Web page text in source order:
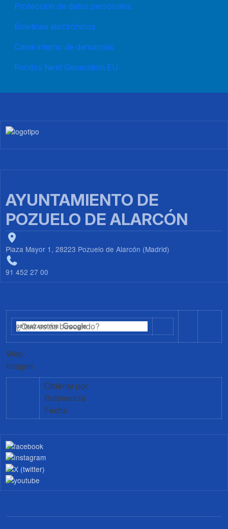
Protección de datos personales
Boletines electrónicos
Canal interno de denuncias
Fondos Next Generation EU
Imagen
AYUNTAMIENTO DE
POZUELO DE ALARCÓN
Plaza Mayor 1, 28223 Pozuelo de Alarcón (Madrid)
91 452 27 00
Web
Imagen
Ordenar por
Relevancia
Fecha